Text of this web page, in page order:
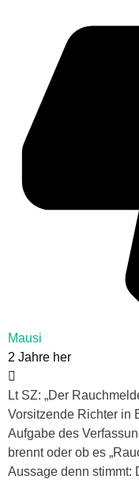
Mausi
2 Jahre her
Lt SZ: „Der
Vorsitzende Richter in
Aufgabe des
brennt oder ob es
Aussage denn stimmt: